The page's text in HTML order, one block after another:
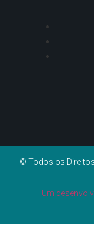
© Todos os Direitos
Um